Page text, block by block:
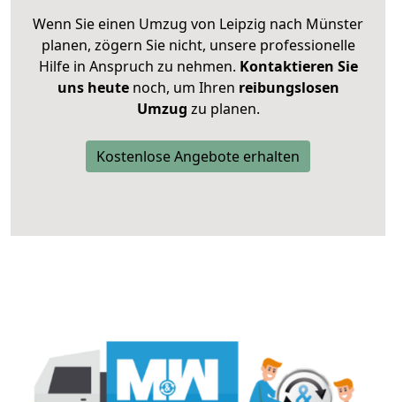
Wenn Sie einen Umzug von Leipzig nach Münster
planen, zögern Sie nicht, unsere professionelle
Hilfe in Anspruch zu nehmen. Kontaktieren Sie
uns heutenoch, um Ihren reibungslosen
Umzug zu planen.
Kostenlose Angebote erhalten